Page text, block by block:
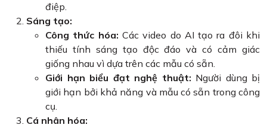
điệp.
Sáng tạo:
Công thức hóa: Các video do AI tạo ra đôi khi
thiếu tính sáng tạo độc đáo và có cảm giác
giống nhau vì dựa trên các mẫu có sẵn.
Giới hạn biểu đạt nghệ thuật: Người dùng bị
giới hạn bởi khả năng và mẫu có sẵn trong công
cụ.
Cá nhân hóa: